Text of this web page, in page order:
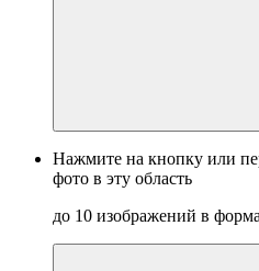
Нажмите на кнопку или
фото в эту область
до 10 изображений в